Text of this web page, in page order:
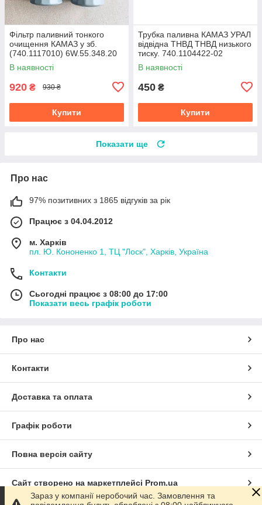
Фільтр паливний тонкого
очищення КАМАЗ у зб.
(740.1117010) 6W.55.348.20
В наявності
920 ₴ 930 ₴
Купити
Трубка паливна КАМАЗ УРАЛ
відвідна ТНВД ТНВД низького
тиску. 740.1104422-02
В наявності
450 ₴
Купити
Показати ще
Про нас
97% позитивних з 1865 відгуків за рік
Працює з 04.04.2012
м. Харків
пл. Ю. Кононенко 1, ТЦ "Лоск", Харків, Україна
Контакти
Сьогодні працює з 08:00 до 17:00
Показати весь графік роботи
Про нас
Контакти
Доставка та оплата
Графік роботи
Повна версія сайту
Сайт створено на маркетплейсі Prom.ua
Зараз у компанії неробочий час. Замовлення та